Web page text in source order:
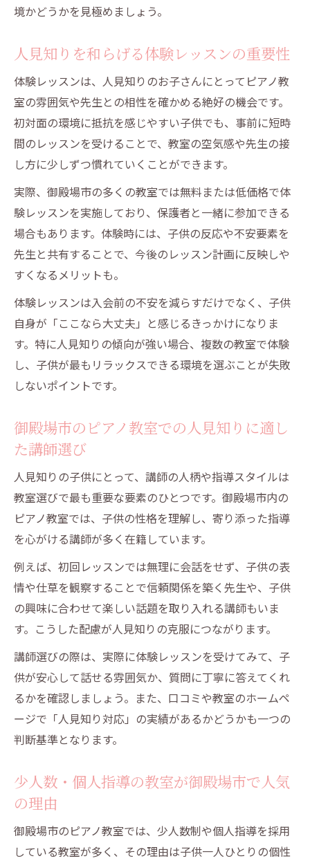
境かどうかを見極めましょう。
人見知りを和らげる体験レッスンの重要性
体験レッスンは、人見知りのお子さんにとってピアノ教
室の雰囲気や先生との相性を確かめる絶好の機会です。
初対面の環境に抵抗を感じやすい子供でも、事前に短時
間のレッスンを受けることで、教室の空気感や先生の接
し方に少しずつ慣れていくことができます。
実際、御殿場市の多くの教室では無料または低価格で体
験レッスンを実施しており、保護者と一緒に参加できる
場合もあります。体験時には、子供の反応や不安要素を
先生と共有することで、今後のレッスン計画に反映しや
すくなるメリットも。
体験レッスンは入会前の不安を減らすだけでなく、子供
自身が「ここなら大丈夫」と感じるきっかけになりま
す。特に人見知りの傾向が強い場合、複数の教室で体験
し、子供が最もリラックスできる環境を選ぶことが失敗
しないポイントです。
御殿場市のピアノ教室での人見知りに適し
た講師選び
人見知りの子供にとって、講師の人柄や指導スタイルは
教室選びで最も重要な要素のひとつです。御殿場市内の
ピアノ教室では、子供の性格を理解し、寄り添った指導
を心がける講師が多く在籍しています。
例えば、初回レッスンでは無理に会話をせず、子供の表
情や仕草を観察することで信頼関係を築く先生や、子供
の興味に合わせて楽しい話題を取り入れる講師もいま
す。こうした配慮が人見知りの克服につながります。
講師選びの際は、実際に体験レッスンを受けてみて、子
供が安心して話せる雰囲気か、質問に丁寧に答えてくれ
るかを確認しましょう。また、口コミや教室のホームペ
ージで「人見知り対応」の実績があるかどうかも一つの
判断基準となります。
少人数・個人指導の教室が御殿場市で人気
の理由
御殿場市のピアノ教室では、少人数制や個人指導を採用
している教室が多く、その理由は子供一人ひとりの個性